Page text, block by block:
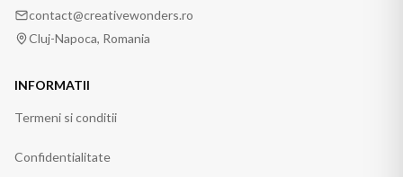
contact@creativewonders.ro
Cluj-Napoca, Romania
INFORMATII
Termeni si conditii
Confidentialitate